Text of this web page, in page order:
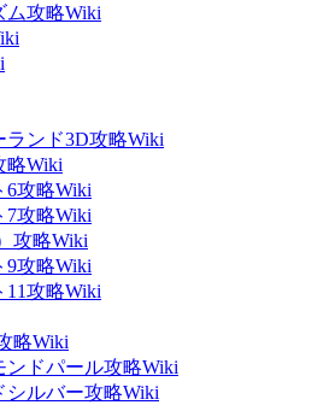
ム攻略Wiki
ランド3D攻略Wiki
略Wiki
6攻略Wiki
7攻略Wiki
攻略Wiki
9攻略Wiki
11攻略Wiki
略Wiki
ンドパール攻略Wiki
シルバー攻略Wiki